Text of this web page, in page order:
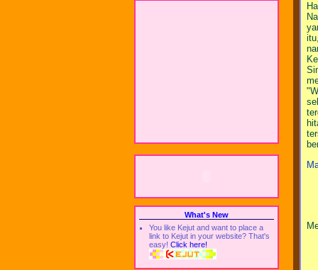
What's New
You like Kejut and want to place a
link to Kejut in your website? That's
easy! Click here!